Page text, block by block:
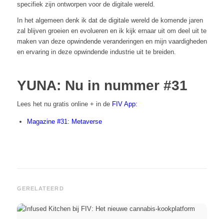
specifiek zijn ontworpen voor de digitale wereld.
In het algemeen denk ik dat de digitale wereld de komende jaren
zal blijven groeien en evolueren en ik kijk ernaar uit om deel uit te
maken van deze opwindende veranderingen en mijn vaardigheden
en ervaring in deze opwindende industrie uit te breiden.
YUNA: Nu in nummer #31
Lees het nu gratis online + in de FIV App:
Magazine #31: Metaverse
GERELATEERD